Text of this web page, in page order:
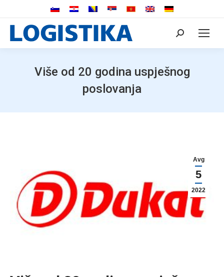
Search:
Više od 20 godina uspješnog
poslovanja
Avg
5
2022